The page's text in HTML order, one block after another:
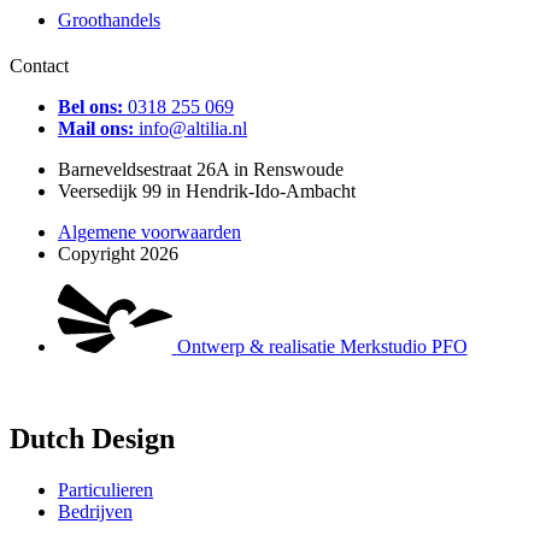
Groothandels
Contact
Bel ons: 0318 255 069
Mail ons: info@altilia.nl
Barneveldsestraat 26A in Renswoude
Veersedijk 99 in Hendrik-Ido-Ambacht
Algemene voorwaarden
Copyright 2026
Ontwerp & realisatie Merkstudio PFO
Dutch Design
Particulieren
Bedrijven